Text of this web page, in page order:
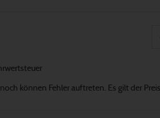
können Fehler auftreten. Es gilt der Preis